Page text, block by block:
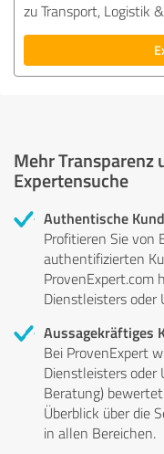
zu Transport, Logistik
Mehr Transparenz
Expertensuche
Authentische
Profitieren Sie von
authentifizierten
ProvenExpert.com
Dienstleisters oder
Aussagekräftiges
Bei ProvenExpert
Dienstleisters oder
Beratung)
Überblick über die
in allen Bereichen.